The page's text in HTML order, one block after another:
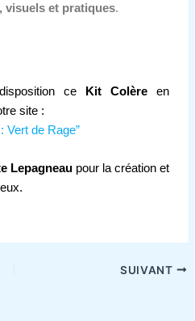
visuels et pratiques.
ce Kit Colèreen
site :
Vert de Rage”
Lepagneaupour la création et
SUIVANT